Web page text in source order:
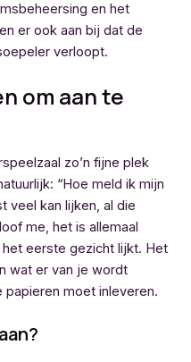
en het
er ook aan bij dat de
verloopt.
om aan te
zo’n fijne plek
“Hoe meld ik mijn
veel kan lijken, al die
me, het is allemaal
eerste gezicht lijkt. Het
wat er van je wordt
moet inleveren.